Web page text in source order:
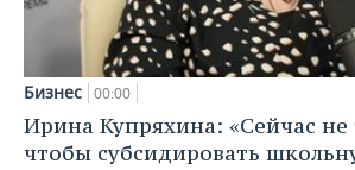
Бизнес 00:00
Ирина Купряхина: «Сейчас не
чтобы субсидировать